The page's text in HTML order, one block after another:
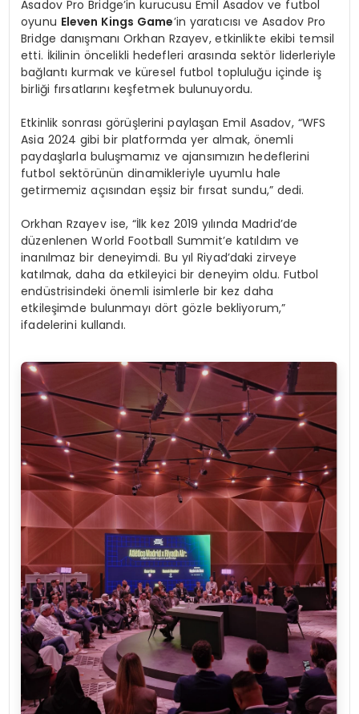
Asadov Pro Bridge’in kurucusu Emil Asadov ve futbol
oyunu Eleven Kings Game’in yaratıcısı ve Asadov Pro
Bridge danışmanı Orkhan Rzayev, etkinlikte ekibi temsil
etti. İkilinin öncelikli hedefleri arasında sektör liderleriyle
bağlantı kurmak ve küresel futbol topluluğu içinde iş
birliği fırsatlarını keşfetmek bulunuyordu.
Etkinlik sonrası görüşlerini paylaşan Emil Asadov, “WFS
Asia 2024 gibi bir platformda yer almak, önemli
paydaşlarla buluşmamız ve ajansımızın hedeflerini
futbol sektörünün dinamikleriyle uyumlu hale
getirmemiz açısından eşsiz bir fırsat sundu,” dedi.
Orkhan Rzayev ise, “İlk kez 2019 yılında Madrid’de
düzenlenen World Football Summit’e katıldım ve
inanılmaz bir deneyimdi. Bu yıl Riyad’daki zirveye
katılmak, daha da etkileyici bir deneyim oldu. Futbol
endüstrisindeki önemli isimlerle bir kez daha
etkileşimde bulunmayı dört gözle bekliyorum,”
ifadelerini kullandı.